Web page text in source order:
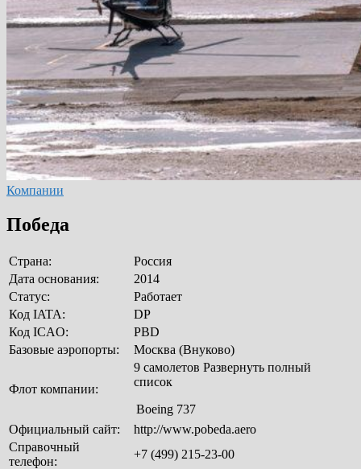
Компании
Победа
Страна:
Россия
Дата основания:
2014
Статус:
Работает
Код IATA:
DP
Код ICAO:
PBD
Базовые аэропорты:
Москва (Внуково)
Флот компании:
9 самолетов Развернуть полный
список
Boeing 737
Официальный сайт:
http://www.pobeda.aero
Справочный
телефон:
+7 (499) 215-23-00